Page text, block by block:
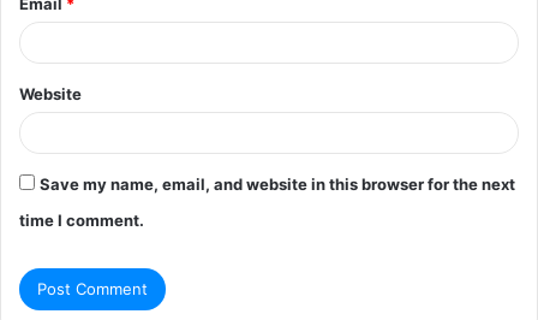
Website
Save my name, email, and website in this browser for the next
time I comment.